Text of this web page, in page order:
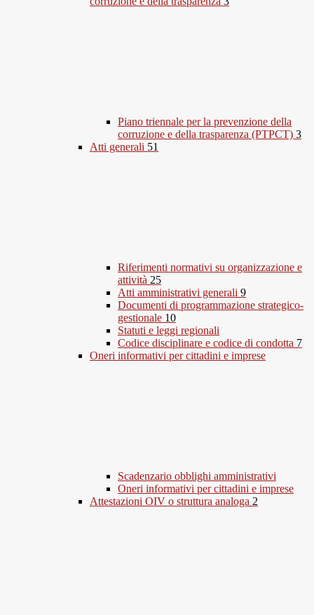
Piano triennale per la prevenzione della
corruzione e della trasparenza (PTPCT) 3
Atti generali 51
Riferimenti normativi su organizzazione e
attività 25
Atti amministrativi generali 9
Documenti di programmazione strategico-
gestionale 10
Statuti e leggi regionali
Codice disciplinare e codice di condotta 7
Oneri informativi per cittadini e imprese
Scadenzario obblighi amministrativi
Oneri informativi per cittadini e imprese
Attestazioni OIV o struttura analoga 2